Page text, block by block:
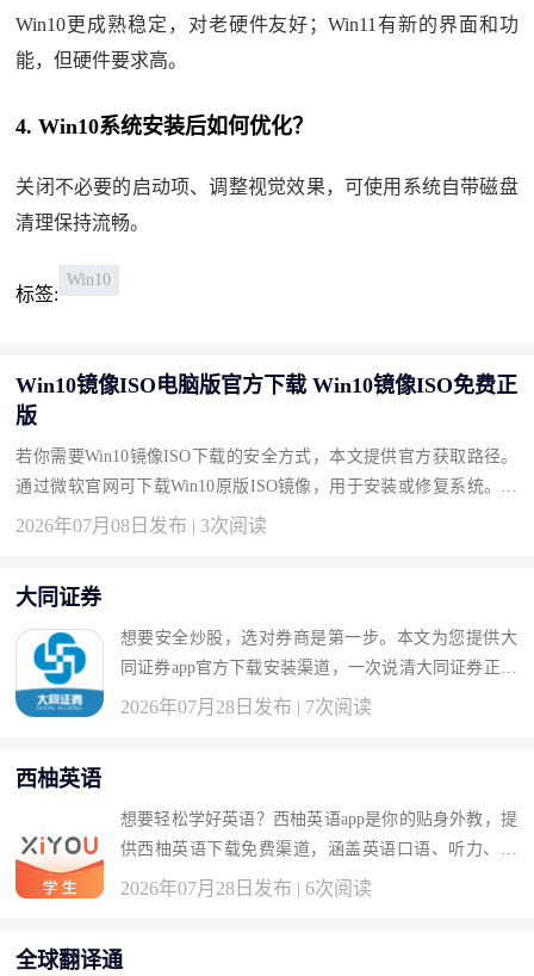
Win10更成熟稳定，对老硬件友好；Win11有新的界面和功
能，但硬件要求高。
4. Win10系统安装后如何优化？
关闭不必要的启动项、调整视觉效果，可使用系统自带磁盘
清理保持流畅。
标签:
Win10
Win10镜像ISO电脑版官方下载 Win10镜像ISO免费正
版
若你需要Win10镜像ISO下载的安全方式，本文提供官方获取路径。
通过微软官网可下载Win10原版ISO镜像，用于安装或修复系统。按
此获取纯净版。 下载地址：Win10镜像ISO官方下载 为什么选择Win1
2026年07月08日发布 | 3次阅读
大同证券
想要安全炒股，选对券商是第一步。本文为您提供大
同证券app官方下载安装渠道，一次说清大同证券正规
吗安全吗、大同证券怎么样可靠吗，以及大同证券客
2026年07月28日发布 | 7次阅读
西柚英语
想要轻松学好英语？西柚英语app是你的贴身外教，提
供西柚英语下载免费渠道，涵盖英语口语、听力、单
词、语法一站式学习方案，帮你解决“西柚英语怎么
2026年07月28日发布 | 6次阅读
全球翻译通